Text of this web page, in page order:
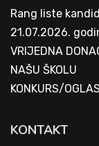
Rang liste
21.07.2026.
VRIJEDNA
NAŠU ŠKOLU
KONKURS/OGLAS
KONTAKT